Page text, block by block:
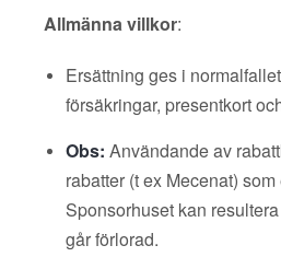
Allmänna villkor:
Ersättning ges i
försäkringar, presentkort
Obs: Användande av
rabatter (t ex Mecenat)
Sponsorhuset kan
går förlorad.